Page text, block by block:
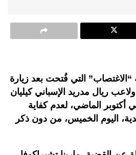
التي فُتحت بعد زيارة
ريال مدريد الإسباني كيليان
أكتوبر الماضي، لعدم كفاية
اليوم الخميس، من دون ذكر